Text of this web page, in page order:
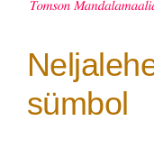
sümbol